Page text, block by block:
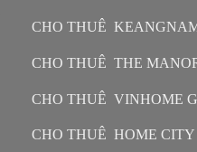
CHO THUÊ
CHO THUÊ THE
CHO THUÊ VINHOME
CHO THUÊ HOME CITY